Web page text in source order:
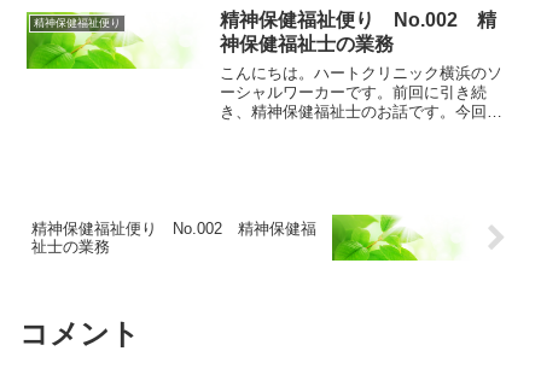
精神保健福祉便り
精神保健福祉便り No.002 精
神保健福祉士の業務
こんにちは。ハートクリニック横浜のソ
ーシャルワーカーです。前回に引き続
き、精神保健福祉士のお話です。今回
精神保健福祉便り No.002 精神保健福
祉士の業務
コメント